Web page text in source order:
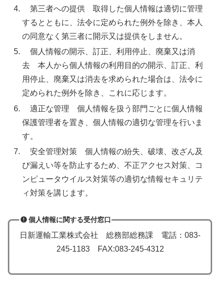
第三者への提供 取得した個人情報は適切に管理
するとともに、法令に定められた例外を除き、本人
の同意なく第三者に開示又は提供をしません。
個人情報の開示、訂正、利用停止、廃棄又は消
去 本人から個人情報の利用目的の開示、訂正、利
用停止、廃棄又は消去を求められた場合は、法令に
定められた例外を除き、これに応じます。
適正な管理 個人情報を扱う部門ごとに個人情報
保護管理者を置き、個人情報の適切な管理を行いま
す。
安全管理対策 個人情報の紛失、破壊、改ざん及
び漏えい等を防止するため、不正アクセス対策、コ
ンピュータウイルス対策等の適切な情報セキュリテ
ィ対策を講じます。
個人情報に関する受付窓口
日新運輸工業株式会社 総務部総務課 電話：083-
245-1183 FAX:083-245-4312